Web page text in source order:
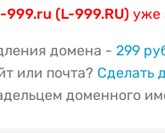
999.ru (L-999.RU) уже
домена - 299
или почта? Сделать
доменного